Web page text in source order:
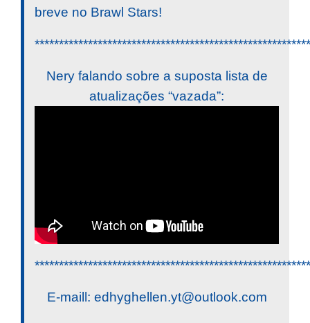
breve no Brawl Stars!
Nery falando sobre a suposta lista de
atualizações “vazada”:
E-maill: edhyghellen.yt@outlook.com